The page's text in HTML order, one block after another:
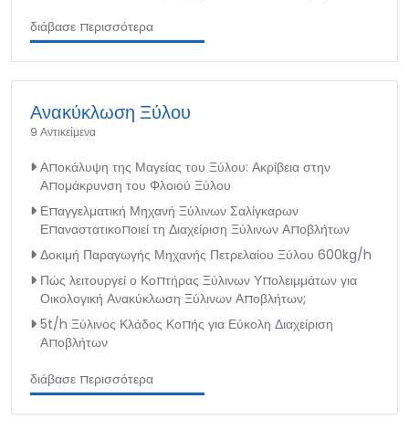
διάβασε περισσότερα
Ανακύκλωση Ξύλου
9 Αντικείμενα
Αποκάλυψη της Μαγείας του Ξύλου: Ακρίβεια στην
Απομάκρυνση του Φλοιού Ξύλου
Επαγγελματική Μηχανή Ξύλινων Σαλίγκαρων
Επαναστατικοποιεί τη Διαχείριση Ξύλινων Αποβλήτων
Δοκιμή Παραγωγής Μηχανής Πετρελαίου Ξύλου 600kg/h
Πώς λειτουργεί ο Κοπτήρας Ξύλινων Υπολειμμάτων για
Οικολογική Ανακύκλωση Ξύλινων Αποβλήτων;
5t/h Ξύλινος Κλάδος Κοπής για Εύκολη Διαχείριση
Αποβλήτων
διάβασε περισσότερα